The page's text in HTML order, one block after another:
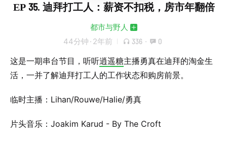
EP 35. 迪拜打工人：薪资不扣税，房市年翻倍
都市与野人
44分钟 · 2年前 336 · 0
这是一期串台节目，听听逍遥糖主播勇真在迪拜的淘金生
活，一并了解迪拜打工人的工作状态和购房前景。
临时主播：Lihan/Rouwe/Halie/勇真
片头音乐：Joakim Karud - By The Croft